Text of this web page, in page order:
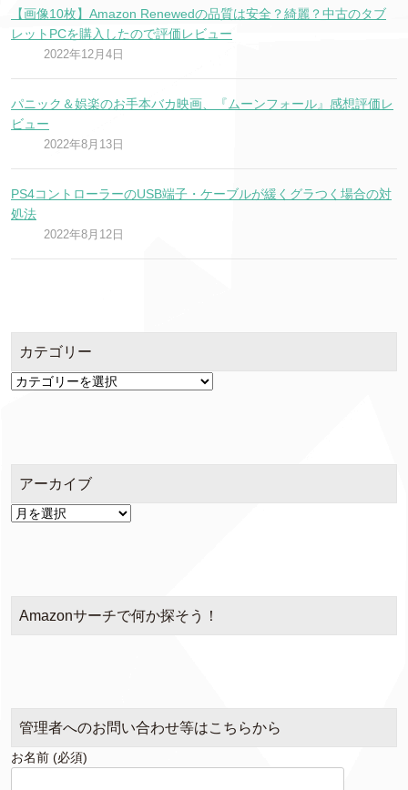
【画像10枚】Amazon Renewedの品質は安全？綺麗？中古のタブ
レットPCを購入したので評価レビュー
2022年12月4日
パニック＆娯楽のお手本バカ映画、『ムーンフォール』感想評価レ
ビュー
2022年8月13日
PS4コントローラーのUSB端子・ケーブルが緩くグラつく場合の対
処法
2022年8月12日
カテゴリー
カ
アーカイブ
ア
Amazonサーチで何か探そう！
管理者へのお問い合わせ等はこちらから
お名前 (必須)